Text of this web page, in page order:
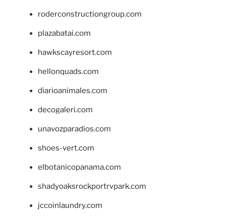
roderconstructiongroup.com
plazabatai.com
hawkscayresort.com
hellonquads.com
diarioanimales.com
decogaleri.com
unavozparadios.com
shoes-vert.com
elbotanicopanama.com
shadyoaksrockportrvpark.com
jccoinlaundry.com